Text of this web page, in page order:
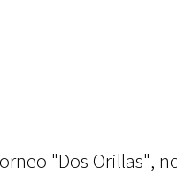
"Dos Orillas",